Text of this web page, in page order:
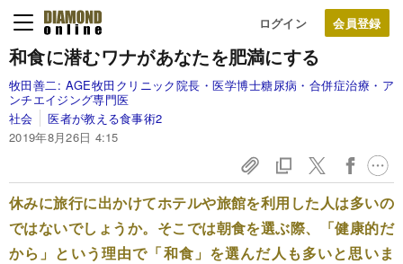
ログイン
和食に潜むワナがあなたを肥満にする
牧田善二: AGE牧田クリニック院長・医学博士糖尿病・合併症治療・ア
ンチエイジング専門医
社会
医者が教える食事術2
2019年8月26日 4:15
休みに旅行に出かけてホテルや旅館を利用した人は多いの
ではないでしょうか。そこでは朝食を選ぶ際、「健康的だ
から」という理由で「和食」を選んだ人も多いと思いま